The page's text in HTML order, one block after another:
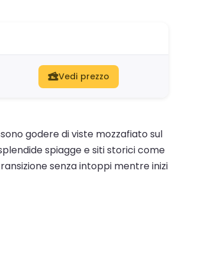
Vedi prezzo
godere di viste mozzafiato sul
spiagge e siti storici come
senza intoppi mentre inizi